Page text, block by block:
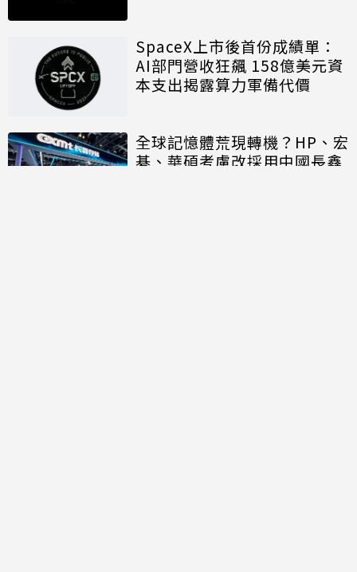
SpaceX上市後首份成績單：
AI部門營收狂飆 158億美元資
本支出揭露算力軍備代價
全球記憶體荒現轉機？HP、宏
碁、華碩考慮改採用中國長鑫